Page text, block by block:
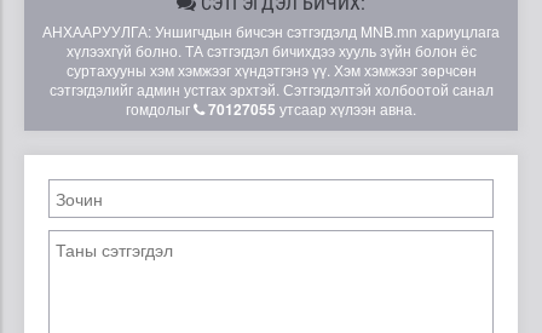
АНХААРУУЛГА: Уншигчдын бичсэн сэтгэгдэлд MNB.mn хариуцлага
хүлээхгүй болно. ТА сэтгэгдэл бичихдээ хууль зүйн болон ёс
суртахууны хэм хэмжээг хүндэтгэнэ үү. Хэм хэмжээг зөрчсөн
сэтгэгдэлийг админ устгах эрхтэй. Сэтгэгдэлтэй холбоотой санал
гомдолыг
70127055 утсаар хүлээн авна.